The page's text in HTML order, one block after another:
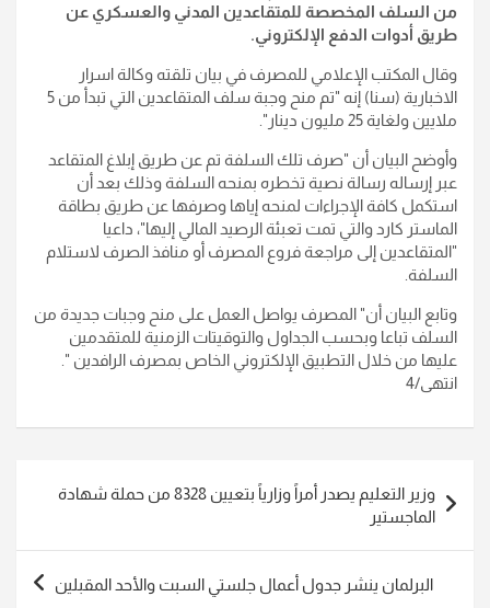
من السلف المخصصة للمتقاعدين المدني والعسكري عن
طريق أدوات الدفع الإلكتروني.
وقال المكتب الإعلامي للمصرف في بيان تلقته وكالة اسرار
الاخبارية (سنا) إنه "تم منح وجبة سلف المتقاعدين التي تبدأ من 5
ملايين ولغاية 25 مليون دينار".
وأوضح البيان أن "صرف تلك السلفة تم عن طريق إبلاغ المتقاعد
عبر إرساله رسالة نصية تخطره بمنحه السلفة وذلك بعد أن
استكمل كافة الإجراءات لمنحه إياها وصرفها عن طريق بطاقة
الماستر كارد والتي تمت تعبئة الرصيد المالي إليها"، داعيا
"المتقاعدين إلى مراجعة فروع المصرف أو منافذ الصرف لاستلام
السلفة.
وتابع البيان أن" المصرف يواصل العمل على منح وجبات جديدة من
السلف تباعا وبحسب الجداول والتوقيتات الزمنية للمتقدمين
عليها من خلال التطبيق الإلكتروني الخاص بمصرف الرافدين ".
انتهى/4
المقالات
وزير التعليم يصدر أمراً وزارياً بتعيين 8328 من حملة شهادة
الماجستير
البرلمان ينشر جدول أعمال جلستي السبت والأحد المقبلين